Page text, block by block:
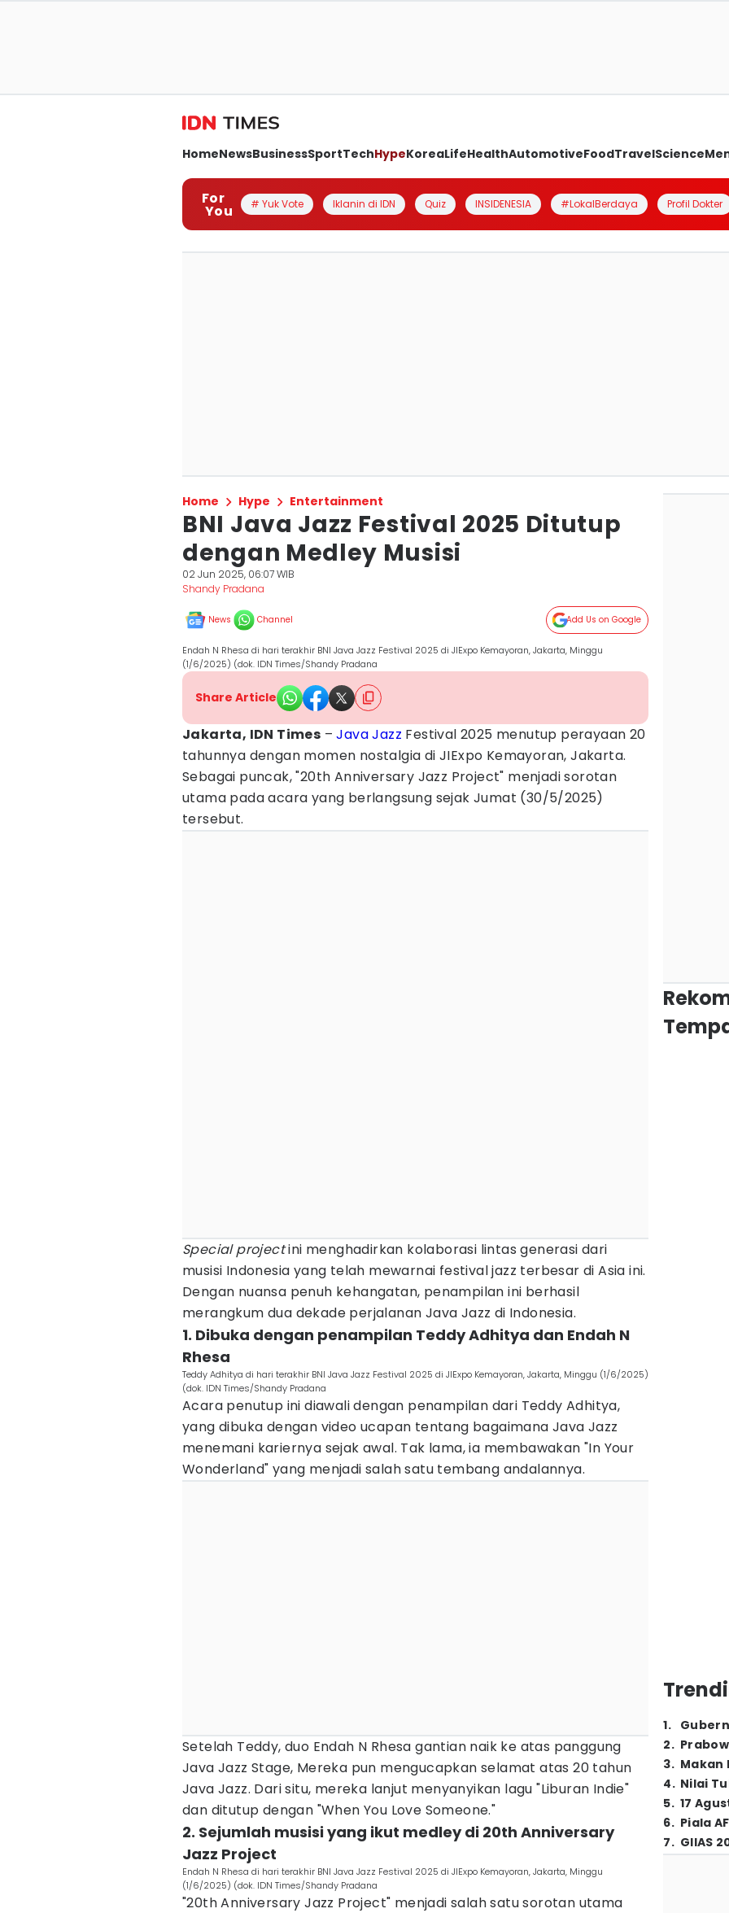
HomeNewsBusinessSportTechHypeKoreaLifeHealthAutomotiveFoodTravelScience
For
You # Yuk Vote Iklanin di IDN Quiz INSIDENESIA #LokalBerdaya Profil Dokter
Home Hype Entertainment
BNI Java Jazz Festival 2025 Ditutup
dengan Medley Musisi
02 Jun 2025, 06:07 WIB
Shandy Pradana
News Channel Add Us on Google
Endah N Rhesa di hari terakhir BNI Java Jazz Festival 2025 di JIExpo Kemayoran, Jakarta, Minggu
(1/6/2025) (dok. IDN Times/Shandy Pradana
Share Article
Jakarta, IDN Times –Java Jazz Festival 2025 menutup perayaan 20
tahunnya dengan momen nostalgia di JIExpo Kemayoran, Jakarta.
Sebagai puncak, "20th Anniversary Jazz Project" menjadi sorotan
utama pada acara yang berlangsung sejak Jumat (30/5/2025)
tersebut.
Special projectini menghadirkan kolaborasi lintas generasi dari
musisi Indonesia yang telah mewarnai festival jazz terbesar di Asia ini.
Dengan nuansa penuh kehangatan, penampilan ini berhasil
merangkum dua dekade perjalanan Java Jazz di Indonesia.
1. Dibuka dengan penampilan Teddy Adhitya dan Endah N
Rhesa
Teddy Adhitya di hari terakhir BNI Java Jazz Festival 2025 di JIExpo Kemayoran, Jakarta, Minggu (1/6/2025)
(dok. IDN Times/Shandy Pradana
Acara penutup ini diawali dengan penampilan dari Teddy Adhitya,
yang dibuka dengan video ucapan tentang bagaimana Java Jazz
menemani kariernya sejak awal. Tak lama, ia membawakan "In Your
Wonderland" yang menjadi salah satu tembang andalannya.
Setelah Teddy, duo Endah N Rhesa gantian naik ke atas panggung
Java Jazz Stage, Mereka pun mengucapkan selamat atas 20 tahun
Java Jazz. Dari situ, mereka lanjut menyanyikan lagu "Liburan Indie"
dan ditutup dengan "When You Love Someone."
2. Sejumlah musisi yang ikut medley di 20th Anniversary
Jazz Project
Endah N Rhesa di hari terakhir BNI Java Jazz Festival 2025 di JIExpo Kemayoran, Jakarta, Minggu
(1/6/2025) (dok. IDN Times/Shandy Pradana
"20th Anniversary Jazz Project" menjadi salah satu sorotan utama
1.
2.
3. Makan
4. Nilai
5. 17
6. Piala
7. GIIAS